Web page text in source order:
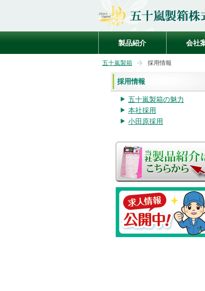
製品紹介 会社
五十嵐製箱 採用情報
採用情報
五十嵐製箱の魅力
本社採用
小田原採用